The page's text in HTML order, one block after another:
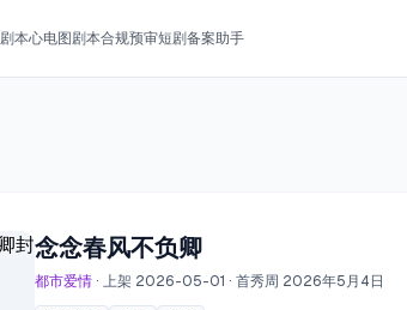
剧本心电图 剧本合规预审短剧备案助手
念念春风不负卿
都市爱情 · 上架 2026-05-01 · 首秀周 2026年5月4日